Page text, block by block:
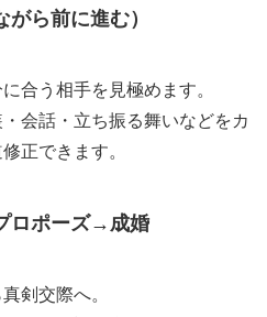
ら前に進む）
合う相手を見極めます。
会話・立ち振る舞いなどをカ
正できます。
ロポーズ→成婚
剣交際へ。